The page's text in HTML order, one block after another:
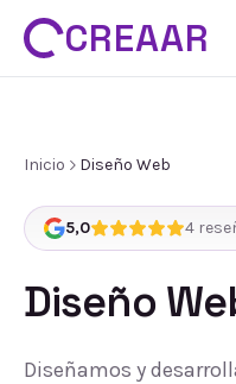
CREAAR
Inicio Diseño Web
5,0 4
Diseño
Diseñamos y